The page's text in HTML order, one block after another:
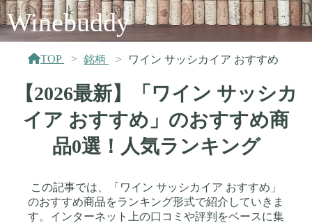
Winebuddy
TOP 銘柄 ワイン サッシカイア おすすめ
【2026最新】「ワイン サッシカ
イア おすすめ」のおすすめ商
品0選！人気ランキング
この記事では、「ワイン サッシカイア おすすめ」
のおすすめ商品をランキング形式で紹介していきま
す。インターネット上の口コミや評判をベースに集